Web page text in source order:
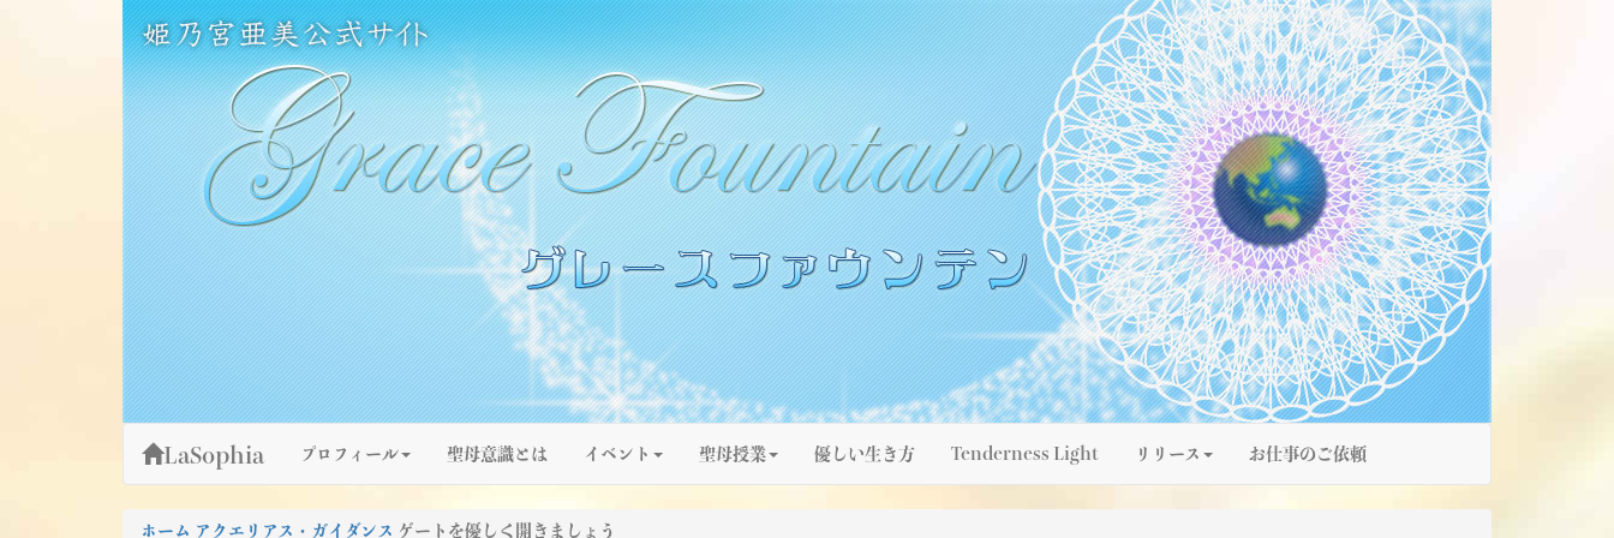
姫乃宮亜美公式サイト～Grace Fountain～
グレースファウンテン
LaSophia プロフィール 聖母意識とは イベント 聖母授業 優しい生き方 Tenderness Light リリース お仕事のご依頼
ホーム アクエリアス・ガイダンス ゲートを優しく開きましょう